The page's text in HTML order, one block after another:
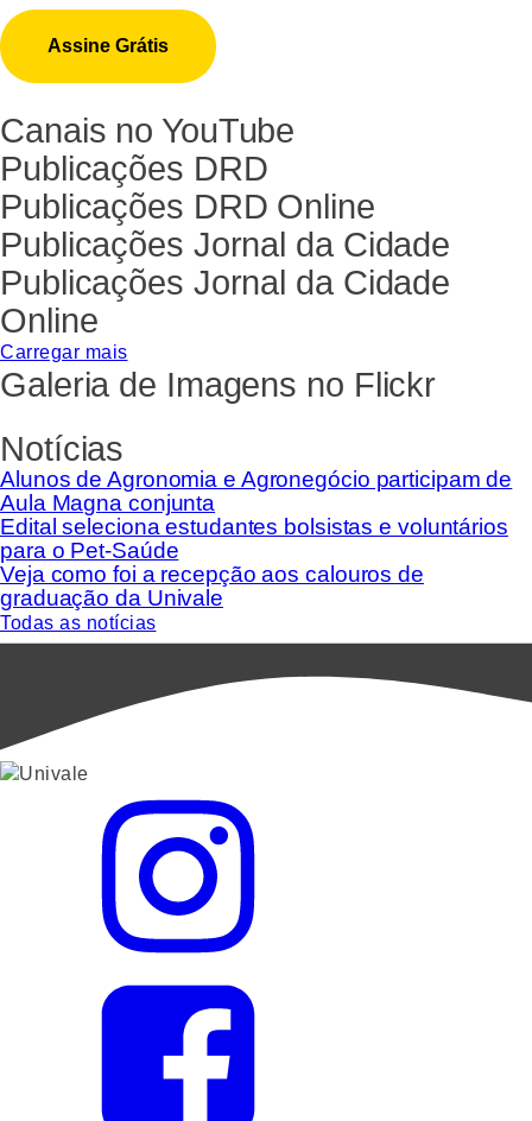
Canais no YouTube
Publicações DRD
Publicações DRD Online
Publicações Jornal da Cidade
Publicações Jornal da Cidade
Online
Carregar mais
Galeria de Imagens no Flickr
Notícias
Alunos de Agronomia e Agronegócio participam de
Aula Magna conjunta
Edital seleciona estudantes bolsistas e voluntários
para o Pet-Saúde
Veja como foi a recepção aos calouros de
graduação da Univale
Todas as notícias